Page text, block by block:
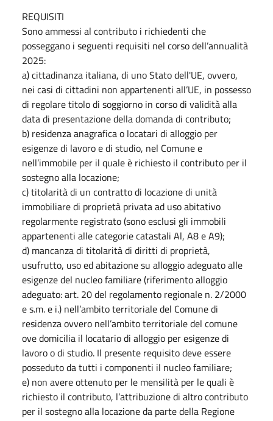
REQUISITI
Sono ammessi al contributo i richiedenti che
posseggano i seguenti requisiti nel corso dell’annualità
2025:
a) cittadinanza italiana, di uno Stato dell'UE, ovvero,
nei casi di cittadini non appartenenti all’UE, in possesso
di regolare titolo di soggiorno in corso di validità alla
data di presentazione della domanda di contributo;
b) residenza anagrafica o locatari di alloggio per
esigenze di lavoro e di studio, nel Comune e
nell’immobile per il quale è richiesto il contributo per il
sostegno alla locazione;
c) titolarità di un contratto di locazione di unità
immobiliare di proprietà privata ad uso abitativo
regolarmente registrato (sono esclusi gli immobili
appartenenti alle categorie catastali Al, A8 e A9);
d) mancanza di titolarità di diritti di proprietà,
usufrutto, uso ed abitazione su alloggio adeguato alle
esigenze del nucleo familiare (riferimento alloggio
adeguato: art. 20 del regolamento regionale n. 2/2000
e s.m. e i.) nell’ambito territoriale del Comune di
residenza ovvero nell’ambito territoriale del comune
ove domicilia il locatario di alloggio per esigenze di
lavoro o di studio. Il presente requisito deve essere
posseduto da tutti i componenti il nucleo familiare;
e) non avere ottenuto per le mensilità per le quali è
richiesto il contributo, l’attribuzione di altro contributo
per il sostegno alla locazione da parte della Regione